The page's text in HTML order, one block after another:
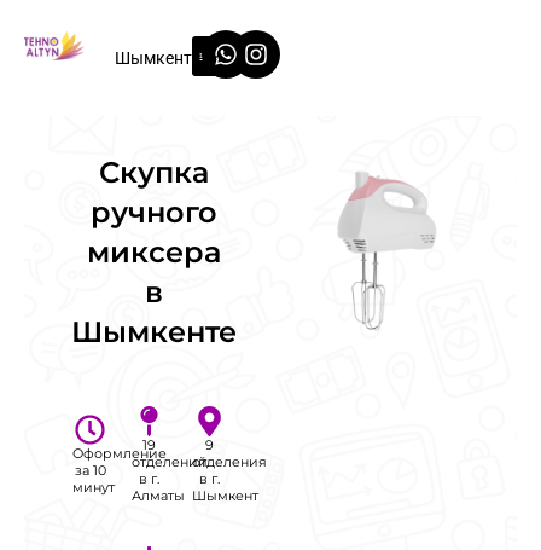
содержимому
Шымкент
Whatsapp
Instagram
Скупка
ручного
миксера
в
Шымкенте
Оформление
за 10
минут
19
отделений
в г.
Алматы
9
отделения
в г.
Шымкент